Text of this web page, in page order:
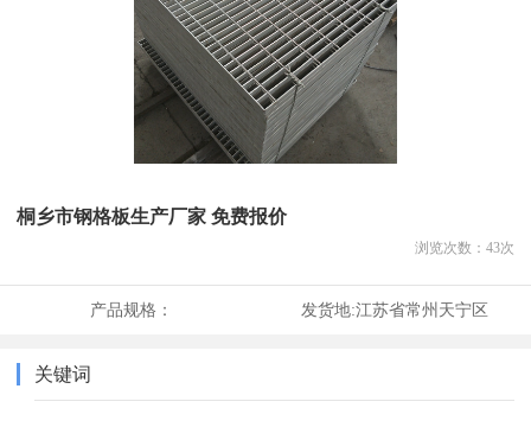
桐乡市钢格板生产厂家 免费报价
浏览次数： 43次
产品规格： 发货地:江苏省常州天宁区
关键词